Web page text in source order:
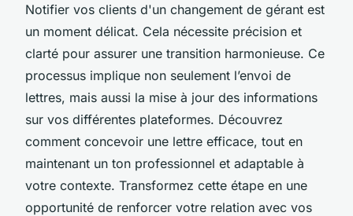
Notifier vos clients d'un changement de gérant est
un moment délicat. Cela nécessite précision et
clarté pour assurer une transition harmonieuse. Ce
processus implique non seulement l’envoi de
lettres, mais aussi la mise à jour des informations
sur vos différentes plateformes. Découvrez
comment concevoir une lettre efficace, tout en
maintenant un ton professionnel et adaptable à
votre contexte. Transformez cette étape en une
opportunité de renforcer votre relation avec vos